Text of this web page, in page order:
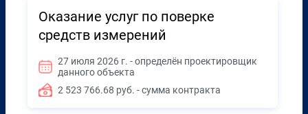
Оказание услуг по поверке
средств измерений
27 июля 2026 г. - определён проектировщик
данного объекта
2 523 766.68 руб. - сумма контракта